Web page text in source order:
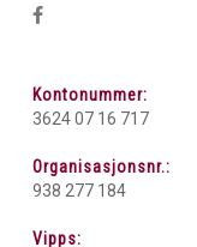
Kontonummer:
3624 07 16 717
Organisasjonsnr.:
938 277 184
Vipps: